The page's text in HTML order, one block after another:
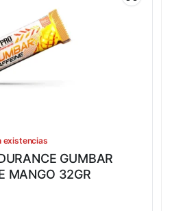
existencias
GUMBAR
MANGO 32GR